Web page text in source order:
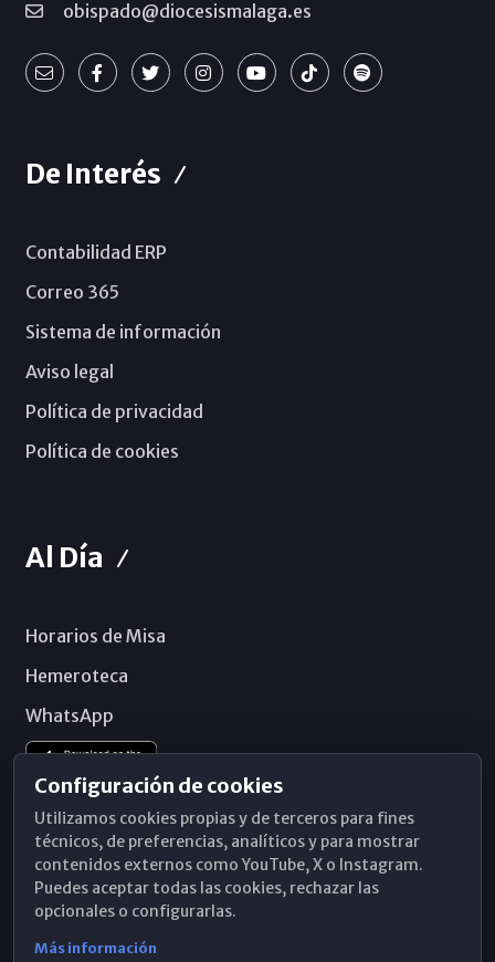
obispado@diocesismalaga.es
De Interés
Contabilidad ERP
Correo 365
Sistema de información
Aviso legal
Política de privacidad
Política de cookies
Al Día
Horarios de Misa
Hemeroteca
WhatsApp
Configuración de cookies
Utilizamos cookies propias y de terceros para fines
técnicos, de preferencias, analíticos y para mostrar
contenidos externos como YouTube, X o Instagram.
Puedes aceptar todas las cookies, rechazar las
opcionales o configurarlas.
Más información